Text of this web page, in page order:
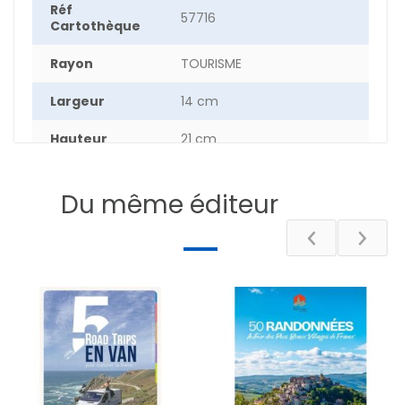
Réf
Cartothèque
57716
Rayon TOURISME
Largeur 14 cm
Hauteur 21 cm
Poids 10.2 g
FRANCE
Auteur HERVÉ MILON
Nombre de
pages
Département [09] Ariège
Du même éditeur